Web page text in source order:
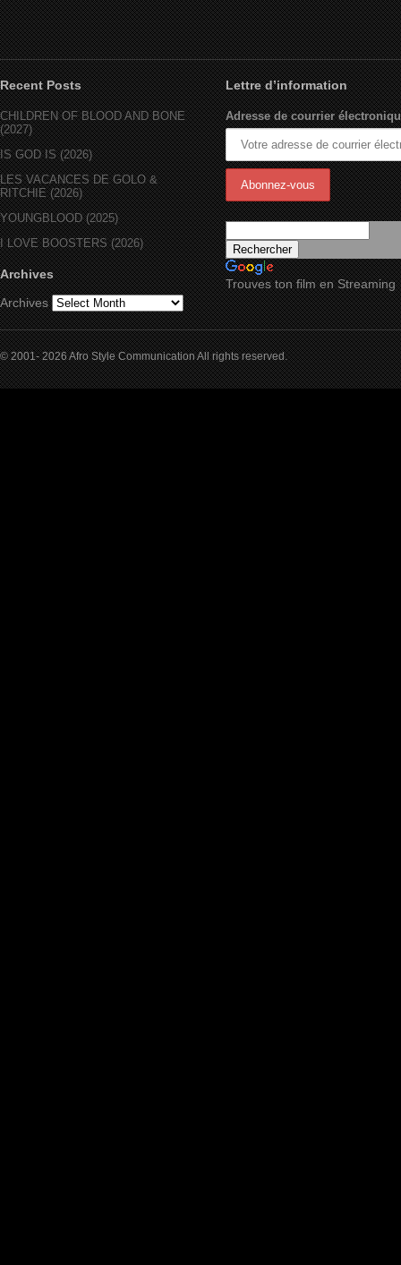
Recent Posts
CHILDREN OF BLOOD AND BONE
(2027)
IS GOD IS (2026)
LES VACANCES DE GOLO &
RITCHIE (2026)
YOUNGBLOOD (2025)
I LOVE BOOSTERS (2026)
Archives
Archives
Lettre d’information
Adresse de courrier
Trouves ton film en Streaming
© 2001- 2026 Afro Style Communication All rights reserved.